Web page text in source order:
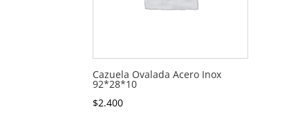
Cazuela Ovalada Acero Inox
92*28*10
$2.400